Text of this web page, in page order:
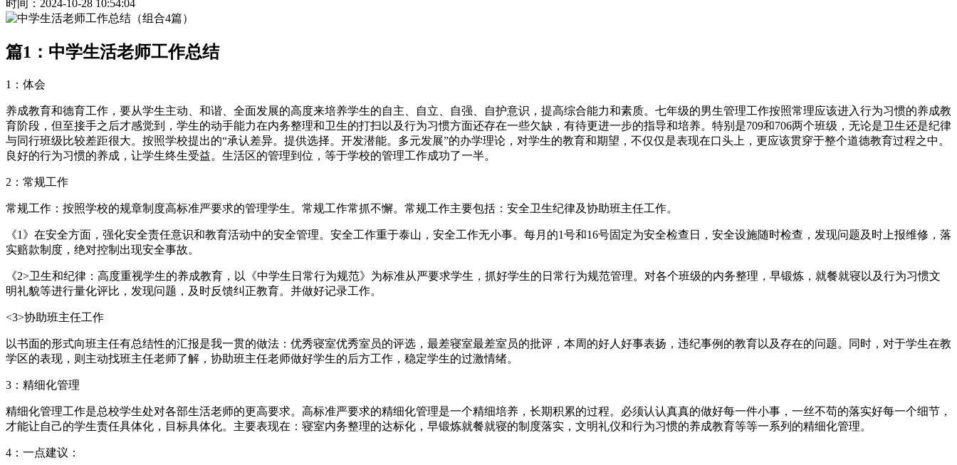
时间：2024-10-28 10:54:04
篇1：中学生活老师工作总结
1：体会
养成教育和德育工作，要从学生主动、和谐、全面发展的高度来培养学生的自主、自立、自强、自护意识，提高综合能力和素质。七年级的男生管理工作按照常理应该进入行为习惯的养成教
育阶段，但至接手之后才感觉到，学生的动手能力在内务整理和卫生的打扫以及行为习惯方面还存在一些欠缺，有待更进一步的指导和培养。特别是709和706两个班级，无论是卫生还是纪律
与同行班级比较差距很大。按照学校提出的“承认差异。提供选择。开发潜能。多元发展”的办学理论，对学生的教育和期望，不仅仅是表现在口头上，更应该贯穿于整个道德教育过程之中。
良好的行为习惯的养成，让学生终生受益。生活区的管理到位，等于学校的管理工作成功了一半。
2：常规工作
常规工作：按照学校的规章制度高标准严要求的管理学生。常规工作常抓不懈。常规工作主要包括：安全卫生纪律及协助班主任工作。
《1》在安全方面，强化安全责任意识和教育活动中的安全管理。安全工作重于泰山，安全工作无小事。每月的1号和16号固定为安全检查日，安全设施随时检查，发现问题及时上报维修，落
实赔款制度，绝对控制出现安全事故。
《2>卫生和纪律：高度重视学生的养成教育，以《中学生日常行为规范》为标准从严要求学生，抓好学生的日常行为规范管理。对各个班级的内务整理，早锻炼，就餐就寝以及行为习惯文
明礼貌等进行量化评比，发现问题，及时反馈纠正教育。并做好记录工作。
<3>协助班主任工作
以书面的形式向班主任有总结性的汇报是我一贯的做法：优秀寝室优秀室员的评选，最差寝室最差室员的批评，本周的好人好事表扬，违纪事例的教育以及存在的问题。同时，对于学生在教
学区的表现，则主动找班主任老师了解，协助班主任老师做好学生的后方工作，稳定学生的过激情绪。
3：精细化管理
精细化管理工作是总校学生处对各部生活老师的更高要求。高标准严要求的精细化管理是一个精细培养，长期积累的过程。必须认认真真的做好每一件小事，一丝不苟的落实好每一个细节，
才能让自己的学生责任具体化，目标具体化。主要表现在：寝室内务整理的达标化，早锻炼就餐就寝的制度落实，文明礼仪和行为习惯的养成教育等等一系列的精细化管理。
4：一点建议：